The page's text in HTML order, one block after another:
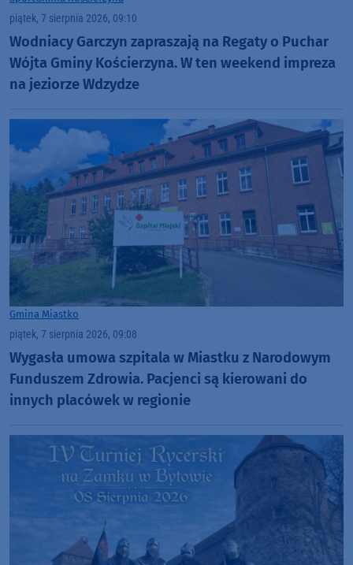
piątek, 7 sierpnia 2026, 09:10
Wodniacy Garczyn zapraszają na Regaty o Puchar
Wójta Gminy Kościerzyna. W ten weekend impreza
na jeziorze Wdzydze
Gmina Miastko
piątek, 7 sierpnia 2026, 09:08
Wygasła umowa szpitala w Miastku z Narodowym
Funduszem Zdrowia. Pacjenci są kierowani do
innych placówek w regionie